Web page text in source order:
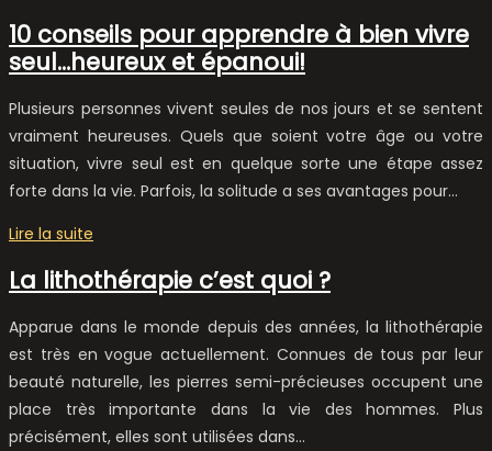
10 conseils pour apprendre à bien vivre
seul…heureux et épanoui!
Plusieurs personnes vivent seules de nos jours et se sentent
vraiment heureuses. Quels que soient votre âge ou votre
situation, vivre seul est en quelque sorte une étape assez
forte dans la vie. Parfois, la solitude a ses avantages pour…
Lire la suite
La lithothérapie c’est quoi ?
Apparue dans le monde depuis des années, la lithothérapie
est très en vogue actuellement. Connues de tous par leur
beauté naturelle, les pierres semi-précieuses occupent une
place très importante dans la vie des hommes. Plus
précisément, elles sont utilisées dans…